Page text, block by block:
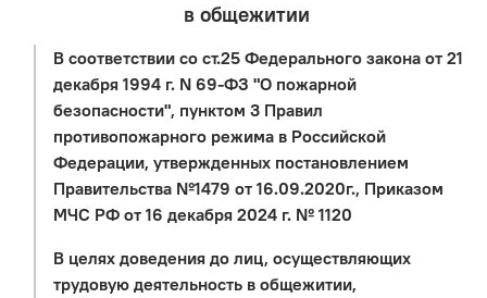
в общежитии
В соответствии со ст.25 Федерального закона от 21
декабря 1994 г. N 69-ФЗ "О пожарной
безопасности", пунктом 3 Правил
противопожарного режима в Российской
Федерации, утвержденных постановлением
Правительства №1479 от 16.09.2020г., Приказом
МЧС РФ от 16 декабря 2024 г. № 1120
В целях доведения до лиц, осуществляющих
трудовую деятельность в общежитии,